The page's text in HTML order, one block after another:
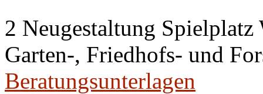
2 Neugestaltung
Garten-, Friedhofs- und
Beratungsunterlagen